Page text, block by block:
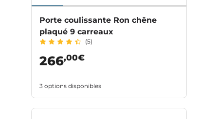
Porte coulissante Ron chêne
plaqué 9 carreaux
(5)
266,00€
3 options disponibles